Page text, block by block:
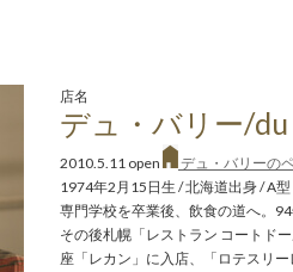
店名
デュ・バリー/
2010.5.11 open
デュ・バリーの
1974年2月15日生 / 北海道出身 / A型
専門学校を卒業後、飲食の道へ。
その後札幌「レストラン コートド
座「レカン」に入店、「ロテスリ